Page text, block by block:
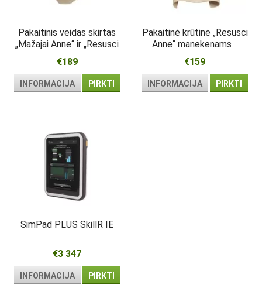
Pakaitinis veidas skirtas
„Mažajai Anne“ ir „Resusci
Anne“ manekenėms
€189
INFORMACIJA PIRKTI
Pakaitinė krūtinė „Resusci
Anne“ manekenams
€159
INFORMACIJA PIRKTI
SimPad PLUS SkillR IE
€3 347
INFORMACIJA PIRKTI